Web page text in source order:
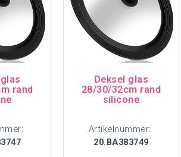
rand
Deksel glas
28/30/32cm rand
silicone
Artikelnummer:
20.BA383749